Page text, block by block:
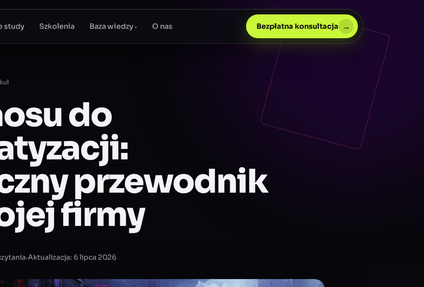
study Szkolenia Baza wiedzy▾ O nas Bezpłatna konsultacja →
do
przewodnik
firmy
·Aktualizacja: 6 lipca 2026